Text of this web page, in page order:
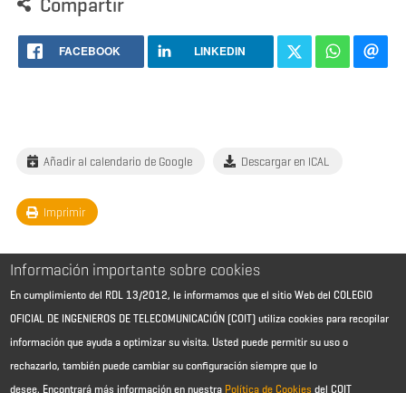
FACEBOOK LINKEDIN
Añadir al calendario de Google Descargar en ICAL
Imprimir
Información importante sobre cookies
En cumplimiento del RDL 13/2012, le informamos que el sitio Web del COLEGIO
OFICIAL DE INGENIEROS DE TELECOMUNICACIÓN (COIT) utiliza cookies para recopilar
información que ayuda a optimizar su visita. Usted puede permitir su uso o
rechazarlo, también puede cambiar su configuración siempre que lo
desee. Encontrará más información en nuestra Política de Cookies del COIT